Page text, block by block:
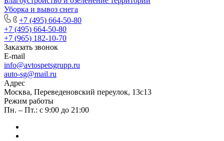
Уборка и вывоз снега
+7 (495) 664-50-80
+7 (495) 664-50-80
+7 (965) 182-10-70
Заказать звонок
E-mail
info@avtospetsgrupp.ru
auto-sg@mail.ru
Адрес
Москва, Переведеновский переулок, 13с13
Режим работы
Пн. – Пт.: с 9:00 до 21:00